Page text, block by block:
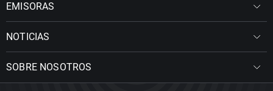
EMISORAS
NOTICIAS
SOBRE NOSOTROS